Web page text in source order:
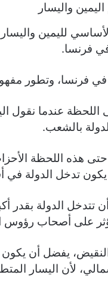
واليسار
لليمين
فرنسا.
فرنسا، وتطور
عندما نقول
بالشعب.
حتى هذه اللحظة
تدخل الدولة في
تتدخل الدولة بقدر
على أصحاب رؤوس
يفضل أن يكون
لأن اليسار